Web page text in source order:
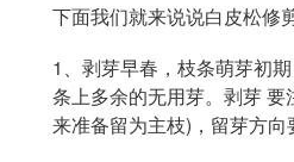
下面我们就来说说白皮松修
1、剥芽早春，枝条萌芽初
条上多余的无用芽。剥芽
来准备留为主枝)，留芽方向